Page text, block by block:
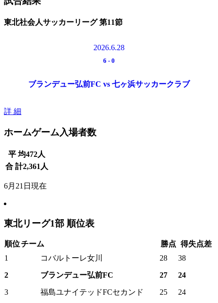
東北社会人サッカーリーグ 第11節
2026.6.28
6 - 0
ブランデュー弘前FC vs 七ヶ浜サッカークラブ
詳 細
ホームゲーム入場者数
平 均472人
合 計2,361 人
6月21日現在
東北リーグ1部 順位表
順位チーム 勝点 得失点差
1
コバルトーレ女川 28 38
2 ブランデュー弘前FC 27 24
3 福島ユナイテッドFCセカンド 25 24